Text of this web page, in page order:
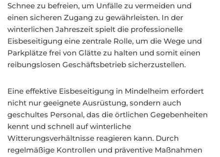
Schnee zu befreien, um Unfälle zu vermeiden und
einen sicheren Zugang zu gewährleisten. In der
winterlichen Jahreszeit spielt die professionelle
Eisbeseitigung eine zentrale Rolle, um die Wege und
Parkplätze frei von Glätte zu halten und somit einen
reibungslosen Geschäftsbetrieb sicherzustellen.
Eine effektive Eisbeseitigung in Mindelheim erfordert
nicht nur geeignete Ausrüstung, sondern auch
geschultes Personal, das die örtlichen Gegebenheiten
kennt und schnell auf winterliche
Witterungsverhältnisse reagieren kann. Durch
regelmäßige Kontrollen und präventive Maßnahmen